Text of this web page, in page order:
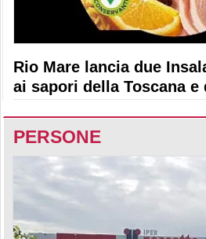
Rio Mare lancia due
ai sapori della Toscana
PERSONE